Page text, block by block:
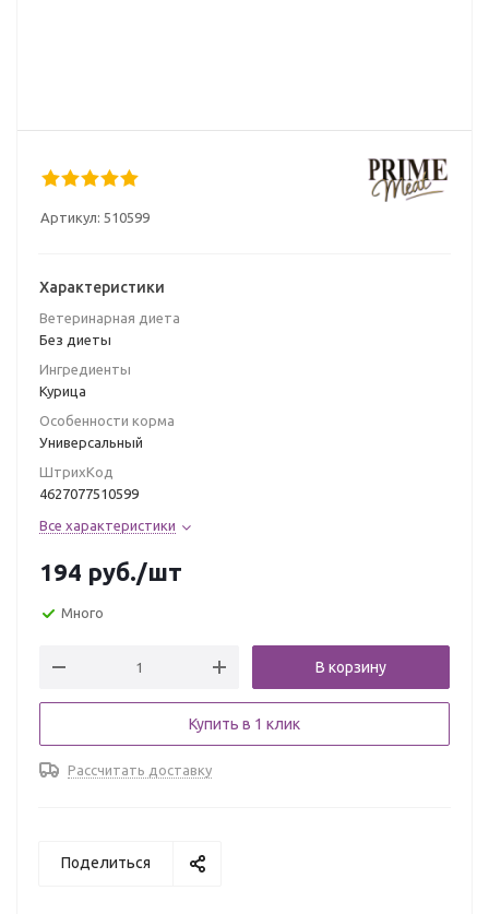
Артикул: 510599
Характеристики
Ветеринарная диета
Без диеты
Ингредиенты
Курица
Особенности корма
Универсальный
ШтрихКод
4627077510599
Все характеристики
194 руб./шт
Много
В корзину
Купить в 1 клик
Рассчитать доставку
Поделиться